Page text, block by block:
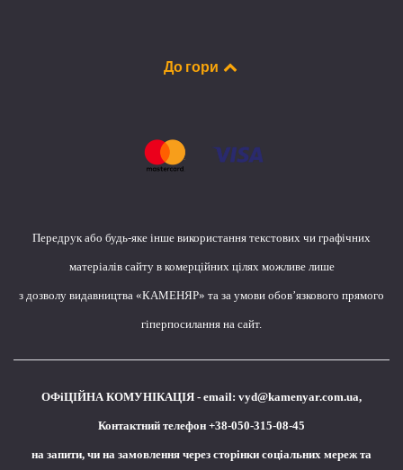
До гори
Передрук або будь-яке інше використання текстових чи графічних
матеріалів сайту в комерційних цілях можливе лише
з дозволу видавництва «КАМЕНЯР» та за умови обов’язкового прямого
гіперпосилання на сайт.
ОФіЦІЙНА КОМУНІКАЦІЯ - email: vyd@kamenyar.com.ua,
Контактний телефон +38-050-315-08-45
на запити, чи на замовлення через сторінки соціальних мереж та